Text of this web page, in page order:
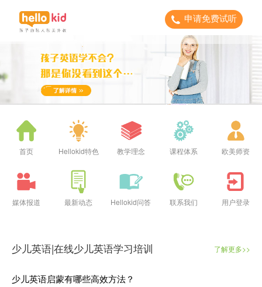
申请免费试听
首页 Hellokid特色 教学理念 课程体系 欧美师资
媒体报道 最新动态 Hellokid问答 联系我们 用户登录
少儿英语|在线少儿英语学习培训 了解更多>>
少儿英语启蒙有哪些高效方法？